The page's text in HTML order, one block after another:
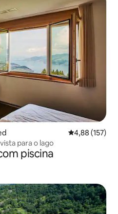
4,88 de uma
4,88 (157)
para o lago
piscina